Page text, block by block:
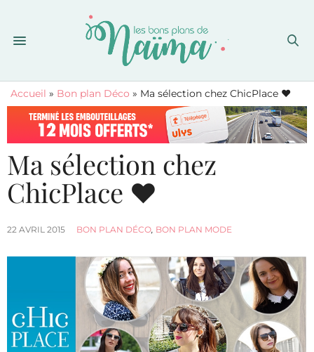
Accueil » Bon plan Déco » Ma sélection chez ChicPlace ♥
Ma sélection chez
ChicPlace ♥
22 AVRIL 2015 BON PLAN DÉCO, BON PLAN MODE